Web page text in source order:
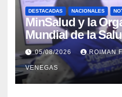
DESTACADAS NACIONALES
MinSalud y la
Mundial de la
propuesta
materia de agua
higiene ante
sísmica
05/08/2026 ROIMAN
VENEGAS